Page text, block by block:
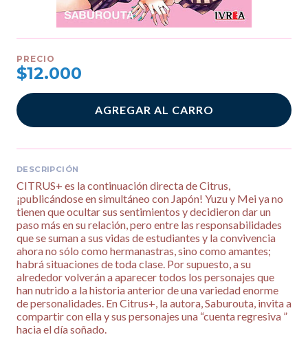
PRECIO
$12.000
AGREGAR AL CARRO
DESCRIPCIÓN
CITRUS+ es la continuación directa de Citrus,
¡publicándose en simultáneo con Japón! Yuzu y Mei ya no
tienen que ocultar sus sentimientos y decidieron dar un
paso más en su relación, pero entre las responsabilidades
que se suman a sus vidas de estudiantes y la convivencia
ahora no sólo como hermanastras, sino como amantes;
habrá situaciones de toda clase. Por supuesto, a su
alrededor volverán a aparecer todos los personajes que
han nutrido a la historia anterior de una variedad enorme
de personalidades. En Citrus+, la autora, Saburouta, invita a
compartir con ella y sus personajes una “cuenta regresiva ”
hacia el día soñado.